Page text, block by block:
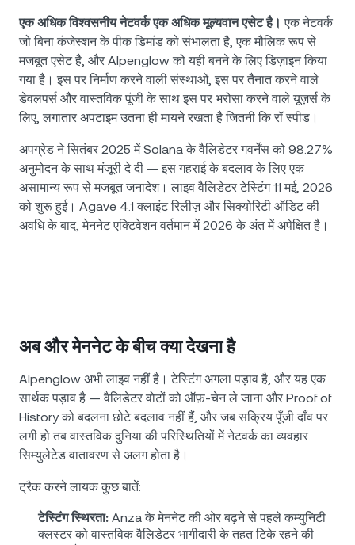
एक अधिक विश्वसनीय नेटवर्क एक अधिक मूल्यवान एसेट है।एक नेटवर्क
जो बिना कंजेस्शन के पीक डिमांड को संभालता है, एक मौलिक रूप से
मजबूत एसेट है, और Alpenglow को यही बनने के लिए डिज़ाइन किया
गया है। इस पर निर्माण करने वाली संस्थाओं, इस पर तैनात करने वाले
डेवलपर्स और वास्तविक पूंजी के साथ इस पर भरोसा करने वाले यूज़र्स के
लिए, लगातार अपटाइम उतना ही मायने रखता है जितनी कि रॉ स्पीड।
अपग्रेड ने सितंबर 2025 में Solana के वैलिडेटर गवर्नेंस को 98.27%
अनुमोदन के साथ मंजूरी दे दी — इस गहराई के बदलाव के लिए एक
असामान्य रूप से मजबूत जनादेश। लाइव वैलिडेटर टेस्टिंग 11 मई, 2026
को शुरू हुई। Agave 4.1 क्लाइंट रिलीज़ और सिक्योरिटी ऑडिट की
अवधि के बाद, मेननेट एक्टिवेशन वर्तमान में 2026 के अंत में अपेक्षित है।
अब और मेननेट के बीच क्या देखना है
Alpenglow अभी लाइव नहीं है। टेस्टिंग अगला पड़ाव है, और यह एक
सार्थक पड़ाव है — वैलिडेटर वोटों को ऑफ़-चेन ले जाना और Proof of
History को बदलना छोटे बदलाव नहीं हैं, और जब सक्रिय पूँजी दाँव पर
लगी हो तब वास्तविक दुनिया की परिस्थितियों में नेटवर्क का व्यवहार
सिम्युलेटेड वातावरण से अलग होता है।
ट्रैक करने लायक कुछ बातें:
टेस्टिंग स्थिरता: Anza के मेननेट की ओर बढ़ने से पहले कम्युनिटी
क्लस्टर को वास्तविक वैलिडेटर भागीदारी के तहत टिके रहने की